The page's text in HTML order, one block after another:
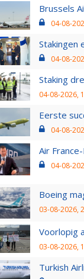
Brussels
04-08-
Stakingen
04-08-
Staking
04-08-2026,
Eerste
04-08-
Air
04-08-
Boeing
03-08-2026,
Voorlopig
03-08-2026,
Turkish